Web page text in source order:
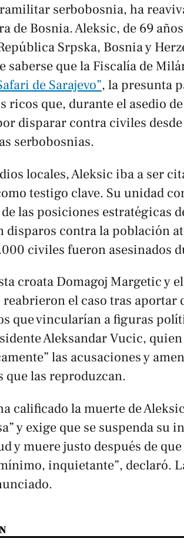
serbobosnia, ha
de Bosnia. Aleksic, de 69
Srpska, Bosnia y
saberse que la Fiscalía de
de Sarajevo”, la presunta
ricos que, durante el asedio
disparar contra civiles
serbobosnias.
locales, Aleksic iba a ser
testigo clave. Su unidad
las posiciones estratégicas
disparos contra la población
civiles fueron asesinados
croata Domagoj Margetic y
reabrieron el caso tras aportar
que vincularían a figuras
Aleksandar Vucic,
las acusaciones y
que las reproduzcan.
calificado la muerte de
y exige que se suspenda su
y muere justo después de
inquietante”, declaró.